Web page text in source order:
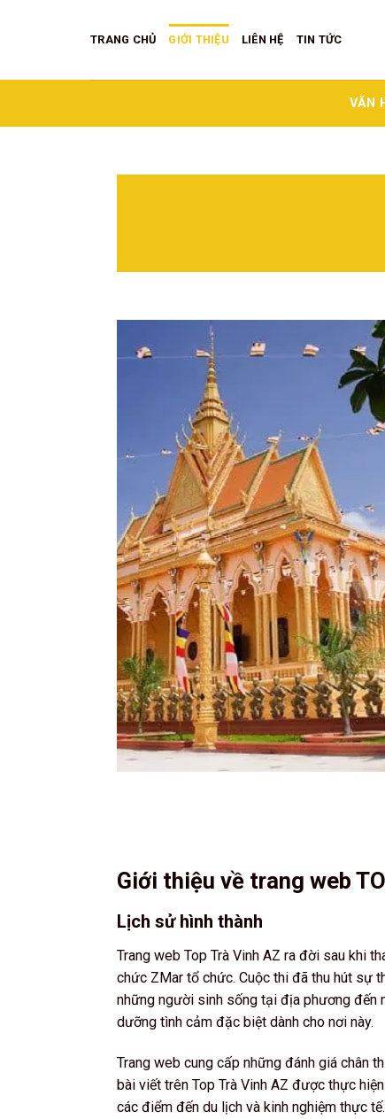
TRANG CHỦ GIỚI THIỆU LIÊN HỆ TIN TỨC
VĂN
Giới thiệu về trang web
Lịch sử hình thành
Trang web Top Trà Vinh AZ ra đời sau khi
chức ZMar tổ chức. Cuộc thi đã thu hút sự
những người sinh sống tại địa phương đến
dưỡng tình cảm đặc biệt dành cho nơi này.
Trang web cung cấp những đánh giá chân
bài viết trên Top Trà Vinh AZ được thực
các điểm đến du lịch và kinh nghiệm thực